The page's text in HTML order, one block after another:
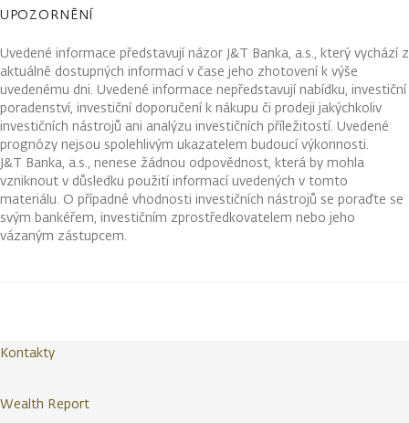
UPOZORNĚNÍ
Uvedené informace představují názor J&T Banka, a.s., který vychází z
aktuálně dostupných informací v čase jeho zhotovení k výše
uvedenému dni. Uvedené informace nepředstavují nabídku, investiční
poradenství, investiční doporučení k nákupu či prodeji jakýchkoliv
investičních nástrojů ani analýzu investičních příležitostí. Uvedené
prognózy nejsou spolehlivým ukazatelem budoucí výkonnosti.
J&T Banka, a.s., nenese žádnou odpovědnost, která by mohla
vzniknout v důsledku použití informací uvedených v tomto
materiálu. O případné vhodnosti investičních nástrojů se poraďte se
svým bankéřem, investičním zprostředkovatelem nebo jeho
vázaným zástupcem.
Kontakty
Wealth Report